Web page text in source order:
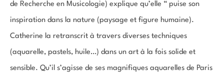
de Recherche en Musicologie) explique qu’elle “ puise son
inspiration dans la nature (paysage et figure humaine).
Catherine la retranscrit à travers diverses techniques
(aquarelle, pastels, huile…) dans un art à la fois solide et
sensible. Qu’il s’agisse de ses magnifiques aquarelles de Paris